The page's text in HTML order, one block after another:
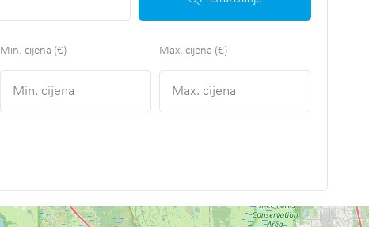
Min. cijena (€) Max. cijena (€)